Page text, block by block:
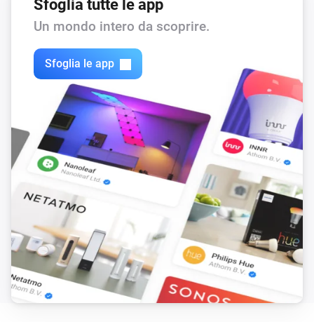
Sfoglia tutte le app
Un mondo intero da scoprire.
Sfoglia le app